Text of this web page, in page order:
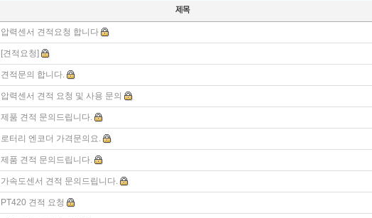
압력센서 견적요청 합니다
[견적요청]
견적문의 합니다.
압력센서 견적 요청 및 사용 문의
제품 견적 문의드립니다.
로터리 엔코더 가격문의요.
제품 견적 문의드립니다.
가속도센서 견적 문의드립니다.
PT420 견적 요청